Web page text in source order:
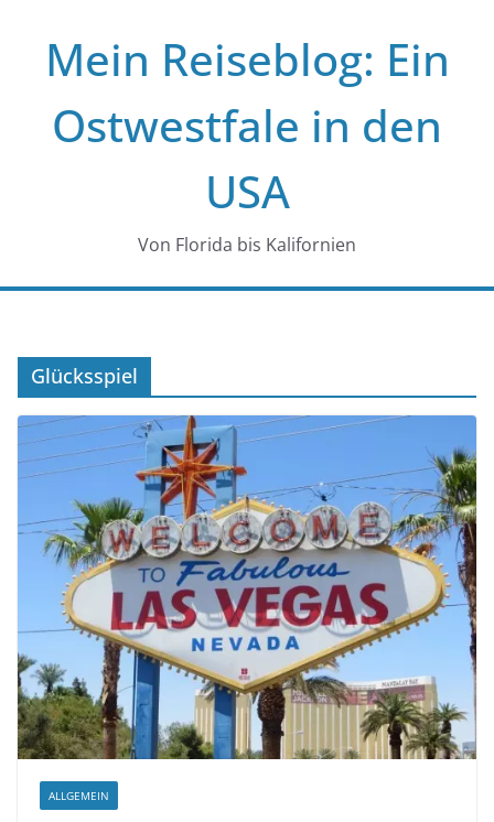
springenMein Reiseblog: Ein
Ostwestfale in den
USA
Von Florida bis Kalifornien
Glücksspiel
ALLGEMEIN